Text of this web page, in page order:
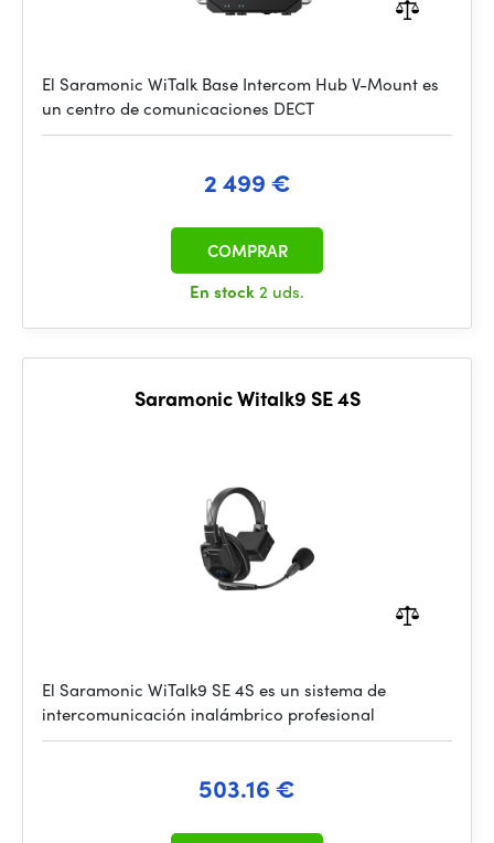
El Saramonic WiTalk Base Intercom Hub V-Mount es
un centro de comunicaciones DECT
2 499 €
En stock2 uds.
COMPRAR
Saramonic Witalk9 SE 4S
El Saramonic WiTalk9 SE 4S es un sistema de
intercomunicación inalámbrico profesional
503.16 €